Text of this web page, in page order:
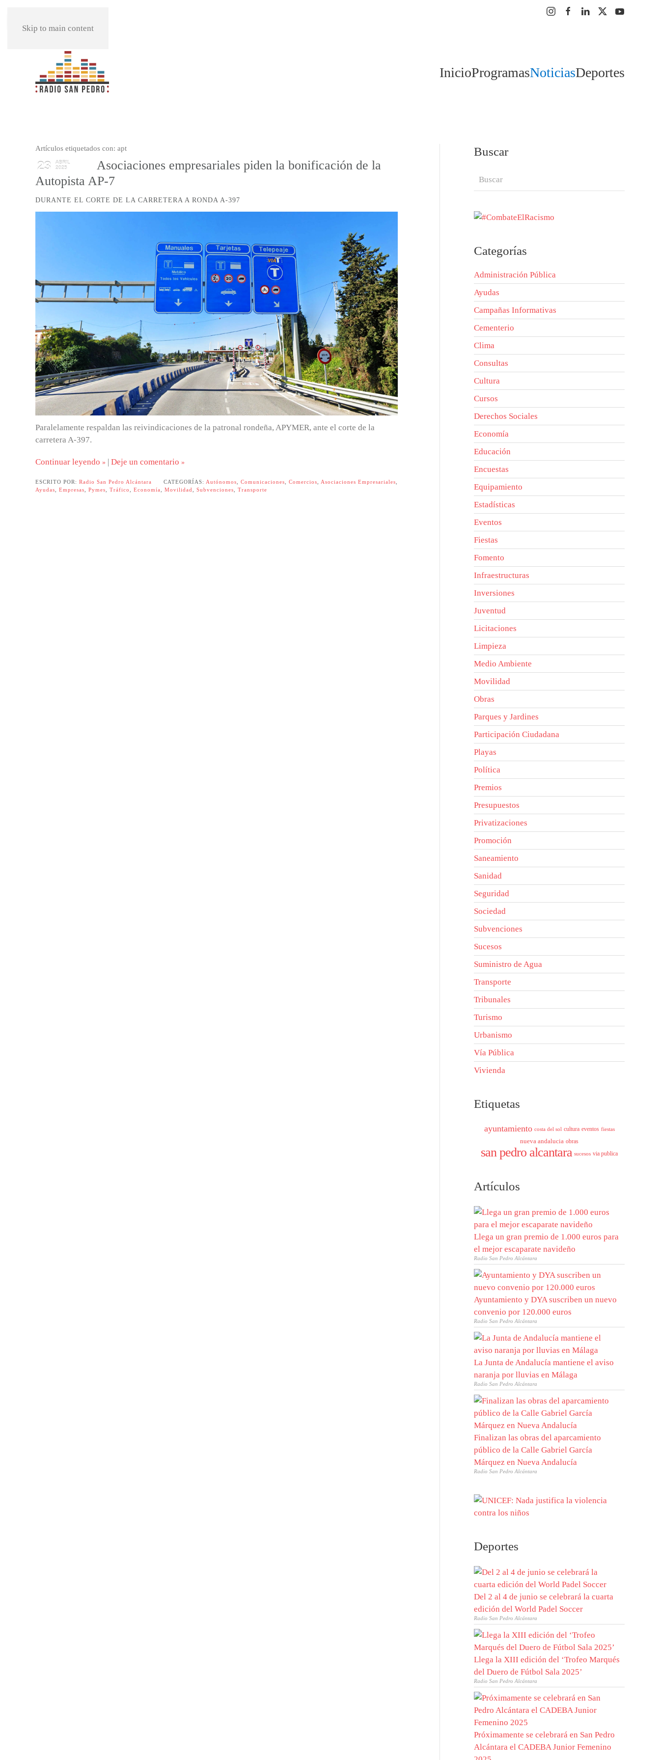
Skip to main content
InicioProgramasNoticiasDeportes
Artículos etiquetados con: apt
23
ABRIL
2025
Asociaciones empresariales piden la bonificación de la
Autopista AP-7
DURANTE EL CORTE DE LA CARRETERA A RONDA A-397
Paralelamente respaldan las reivindicaciones de la patronal rondeña, APYMER, ante el corte de la
carretera A-397.
Continuar leyendo | Deje un comentario
ESCRITO POR: Radio San Pedro Alcántara CATEGORÍAS: Autónomos Comunicaciones Comercios Asociaciones Empresariales
Ayudas
Empresas Pymes Tráfico Economía Movilidad Subvenciones Transporte
Buscar
Categorías
Administración Pública
Ayudas
Campañas Informativas
Cementerio
Clima
Consultas
Cultura
Cursos
Derechos Sociales
Economía
Educación
Encuestas
Equipamiento
Estadísticas
Eventos
Fiestas
Fomento
Infraestructuras
Inversiones
Juventud
Licitaciones
Limpieza
Medio Ambiente
Movilidad
Obras
Parques y Jardines
Participación Ciudadana
Playas
Política
Premios
Presupuestos
Privatizaciones
Promoción
Saneamiento
Sanidad
Seguridad
Sociedad
Subvenciones
Sucesos
Suministro de Agua
Transporte
Tribunales
Turismo
Urbanismo
Vía Pública
Vivienda
Etiquetas
ayuntamiento costa del sol cultura eventos fiestas
nueva andalucia obras
san pedro alcantara sucesos via publica
Artículos
Llega un gran premio de 1.000 euros para
el mejor escaparate navideño
Radio San Pedro Alcántara
Ayuntamiento y DYA suscriben un nuevo
convenio por 120.000 euros
Radio San Pedro Alcántara
La Junta de Andalucía mantiene el aviso
naranja por lluvias en Málaga
Radio San Pedro Alcántara
Finalizan las obras del aparcamiento
público de la Calle Gabriel García
Márquez en Nueva Andalucía
Radio San Pedro Alcántara
Deportes
Del 2 al 4 de junio se celebrará la cuarta
edición del World Padel Soccer
Radio San Pedro Alcántara
Llega la XIII edición del ‘Trofeo Marqués
del Duero de Fútbol Sala 2025’
Radio San Pedro Alcántara
Próximamente se celebrará en San Pedro
Alcántara el CADEBA Junior Femenino